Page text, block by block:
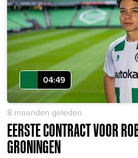
04:49
8 maanden geleden
EERSTE CONTRACT VOOR
GRONINGEN